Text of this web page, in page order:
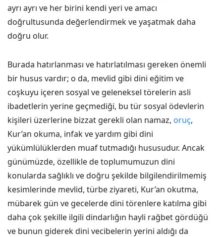
ayrı ayrı ve her birini kendi yeri ve amacı
doğrultusunda değerlendirmek ve yaşatmak daha
doğru olur.
Burada hatırlanması ve hatırlatılması gereken önemli
bir husus vardır; o da, mevlid gibi dini eğitim ve
coşkuyu içeren sosyal ve geleneksel törelerin asli
ibadetlerin yerine geçmediği, bu tür sosyal ödevlerin
kişileri üzerlerine bizzat gerekli olan namaz, oruç,
Kur’an okuma, infak ve yardım gibi dini
yükümlülüklerden muaf tutmadığı hususudur. Ancak
günümüzde, özellikle de toplumumuzun dini
konularda sağlıklı ve doğru şekilde bilgilendirilmemiş
kesimlerinde mevlid, türbe ziyareti, Kur’an okutma,
mübarek gün ve gecelerde dini törenlere katılma gibi
daha çok şekille ilgili dindarlığın hayli rağbet gördüğü
ve bunun giderek dini vecibelerin yerini aldığı da